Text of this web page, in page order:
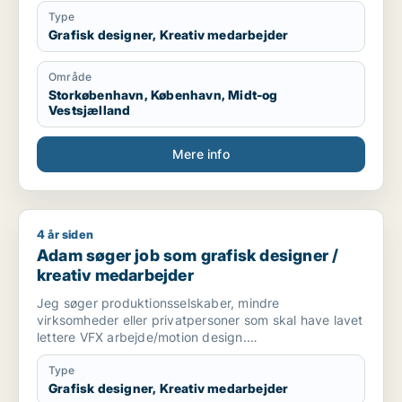
Type
Grafisk designer, Kreativ medarbejder
Område
Storkøbenhavn, København, Midt-og
Vestsjælland
Mere info
Adam søger job som grafisk designer / kreativ medarbejder
4 år siden
Adam søger job som grafisk designer /
kreativ medarbejder
Jeg søger produktionsselskaber, mindre
virksomheder eller privatpersoner som skal have lavet
lettere VFX arbejde/motion design.
Jeg er skarp, og har super meget passion for faget.
Type
Grafisk designer, Kreativ medarbejder